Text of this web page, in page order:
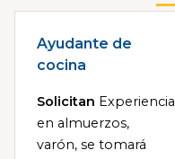
Ayudante de
cocina
Solicitan Experiencia
en almuerzos,
varón, se tomará